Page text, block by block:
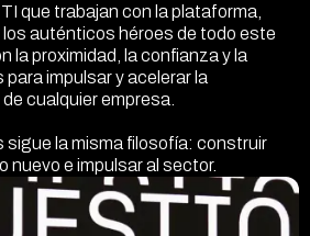
que trabajan con la plataforma,
auténticos héroes de todo este
la proximidad, la confianza y la
impulsar y acelerar la
cualquier empresa.
sigue la misma filosofía: construir
nuevo e impulsar al sector.